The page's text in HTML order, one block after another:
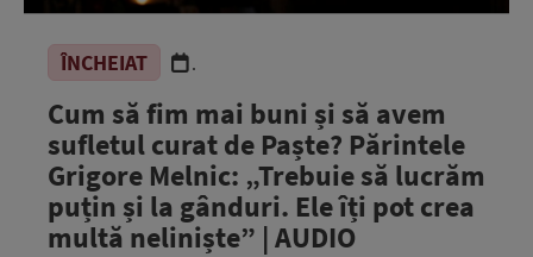
ÎNCHEIAT .
Cum să fim mai buni și să avem
sufletul curat de Paște? Părintele
Grigore Melnic: „Trebuie să lucrăm
puțin și la gânduri. Ele îți pot crea
multă neliniște” | AUDIO